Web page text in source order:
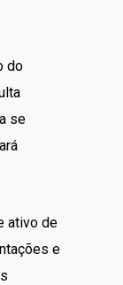
do
se
ativo de
e